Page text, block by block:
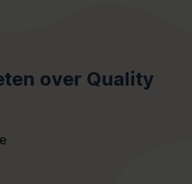
over Quality